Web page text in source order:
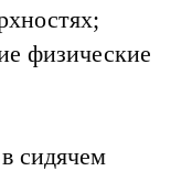
физические
сидячем